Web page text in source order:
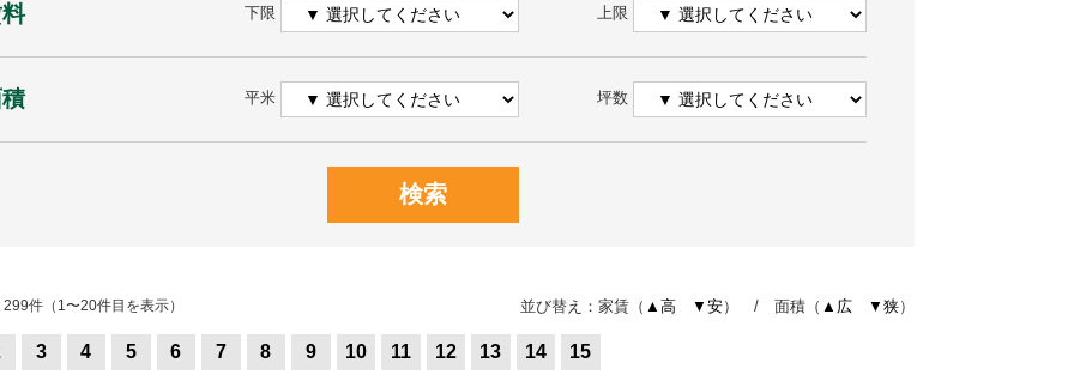
下限 上限
平米 坪数
検索
件（1〜20件目を表示） 並び替え：家賃（ ▲高 ▼安） / 面積（ ▲広 ▼狭）
3 4 5 6 7 8 9 10 11 12 13 14 15